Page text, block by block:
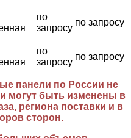
по
запросу
по запросу
по
запросу
по запросу
панели по России не
могут быть изменены в
региона поставки и в
сторон.